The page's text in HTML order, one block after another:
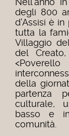
degli 800
d'Assisi è
tutta la
Villaggio
del
della
partenza
culturale,
basso e
comunità.